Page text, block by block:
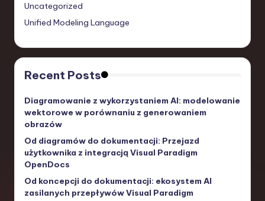
Uncategorized
Unified Modeling Language
Recent Posts
Diagramowanie z wykorzystaniem AI: modelowanie
wektorowe w porównaniu z generowaniem
obrazów
Od diagramów do dokumentacji: Przejazd
użytkownika z integracją Visual Paradigm
OpenDocs
Od koncepcji do dokumentacji: ekosystem AI
zasilanych przepływów Visual Paradigm